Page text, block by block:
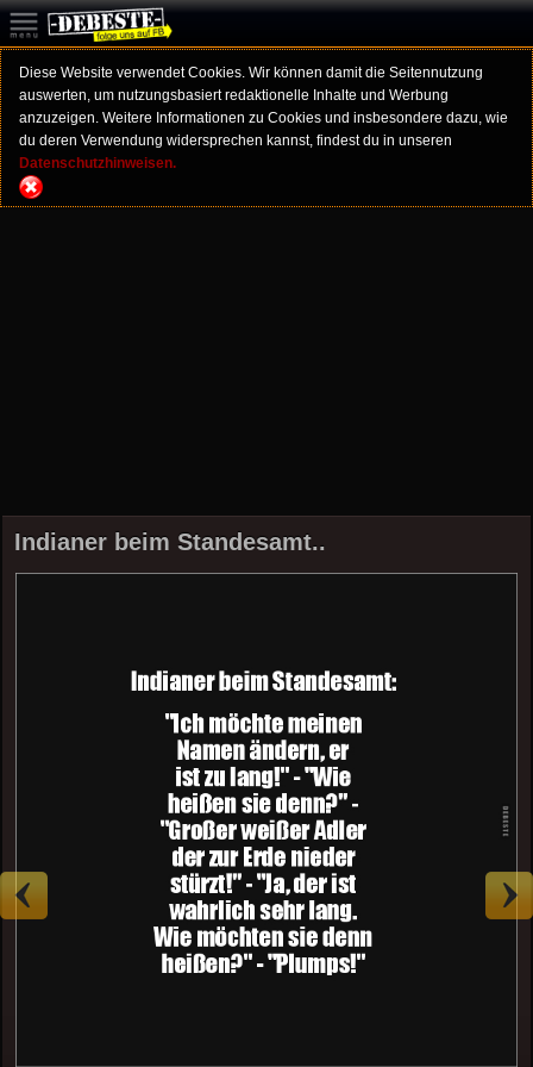
Diese Website verwendet Cookies. Wir können damit die Seitennutzung
auswerten, um nutzungsbasiert redaktionelle Inhalte und Werbung
anzuzeigen. Weitere Informationen zu Cookies und insbesondere dazu, wie
du deren Verwendung widersprechen kannst, findest du in unseren
Datenschutzhinweisen.
Indianer beim Standesamt..